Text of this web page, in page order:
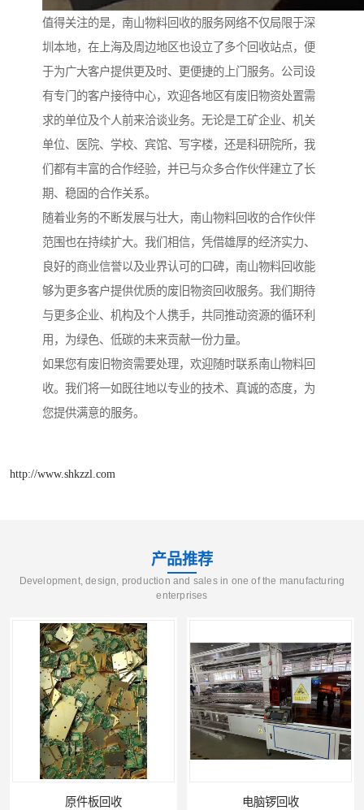
值得关注的是，南山物料回收的服务网络不仅局限于深
圳本地，在上海及周边地区也设立了多个回收站点，便
于为广大客户提供更及时、更便捷的上门服务。公司设
有专门的客户接待中心，欢迎各地区有废旧物资处置需
求的单位及个人前来洽谈业务。无论是工矿企业、机关
单位、医院、学校、宾馆、写字楼，还是科研院所，我
们都有丰富的合作经验，并已与众多合作伙伴建立了长
期、稳固的合作关系。
随着业务的不断发展与壮大，南山物料回收的合作伙伴
范围也在持续扩大。我们相信，凭借雄厚的经济实力、
良好的商业信誉以及业界认可的口碑，南山物料回收能
够为更多客户提供优质的废旧物资回收服务。我们期待
与更多企业、机构及个人携手，共同推动资源的循环利
用，为绿色、低碳的未来贡献一份力量。
如果您有废旧物资需要处理，欢迎随时联系南山物料回
收。我们将一如既往地以专业的技术、真诚的态度，为
您提供满意的服务。
http://www.shkzzl.com
产品推荐
Development, design, production and sales in one of the manufacturing
enterprises
原件板回收 电脑锣回收